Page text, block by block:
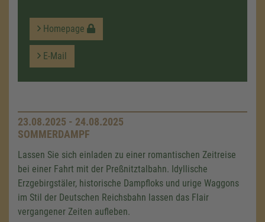
Homepage
E-Mail
23.08.2025 - 24.08.2025
SOMMERDAMPF
Lassen Sie sich einladen zu einer romantischen Zeitreise
bei einer Fahrt mit der Preßnitztalbahn. Idyllische
Erzgebirgstäler, historische Dampfloks und urige Waggons
im Stil der Deutschen Reichsbahn lassen das Flair
vergangener Zeiten aufleben.